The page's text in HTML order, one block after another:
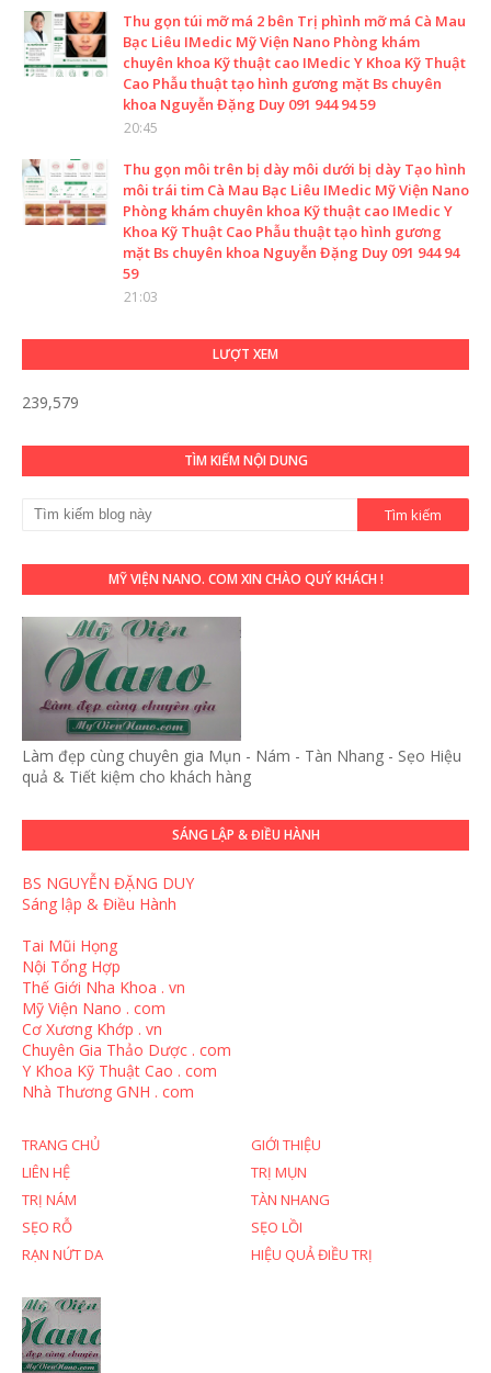
Thu gọn túi mỡ má 2 bên Trị phình mỡ má Cà Mau
Bạc Liêu IMedic Mỹ Viện Nano Phòng khám
chuyên khoa Kỹ thuật cao IMedic Y Khoa Kỹ Thuật
Cao Phẫu thuật tạo hình gương mặt Bs chuyên
khoa Nguyễn Đặng Duy 091 944 94 59
20:45
Thu gọn môi trên bị dày môi dưới bị dày Tạo hình
môi trái tim Cà Mau Bạc Liêu IMedic Mỹ Viện Nano
Phòng khám chuyên khoa Kỹ thuật cao IMedic Y
Khoa Kỹ Thuật Cao Phẫu thuật tạo hình gương
mặt Bs chuyên khoa Nguyễn Đặng Duy 091 944 94
59
21:03
LƯỢT XEM
239,579
TÌM KIẾM NỘI DUNG
MỸ VIỆN NANO. COM XIN CHÀO QUÝ KHÁCH !
Làm đẹp cùng chuyên gia Mụn - Nám - Tàn Nhang - Sẹo Hiệu
quả & Tiết kiệm cho khách hàng
SÁNG LẬP & ĐIỀU HÀNH
BS NGUYỄN ĐẶNG DUY
Sáng lập & Điều Hành
Tai Mũi Họng
Nội Tổng Hợp
Thế Giới Nha Khoa . vn
Mỹ Viện Nano . com
Cơ Xương Khớp . vn
Chuyên Gia Thảo Dược . com
Y Khoa Kỹ Thuật Cao . com
Nhà Thương GNH . com
TRANG CHỦ
GIỚI THIỆU
LIÊN HỆ
TRỊ MỤN
TRỊ NÁM
TÀN NHANG
SẸO RỖ
SẸO LỒI
RẠN NỨT DA
HIỆU QUẢ ĐIỀU TRỊ